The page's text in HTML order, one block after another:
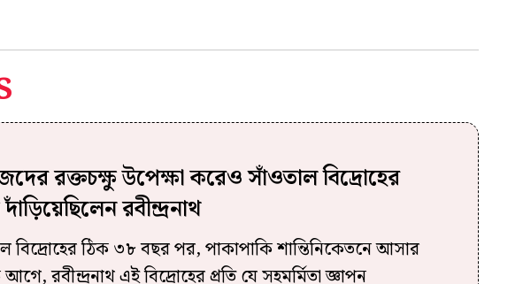
রক্তচক্ষু উপেক্ষা করেও সাঁওতাল বিদ্রোহের
রবীন্দ্রনাথ
বিদ্রোহের ঠিক ৩৮ বছর পর, পাকাপাকি শান্তিনিকেতনে আসার
রবীন্দ্রনাথ এই বিদ্রোহের প্রতি যে সহমর্মিতা জ্ঞাপন